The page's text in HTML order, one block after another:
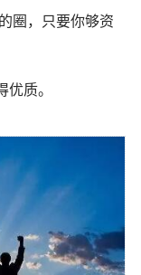
圈，只要你够资
质。